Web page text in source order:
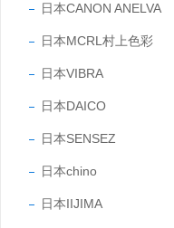
日本CANON ANELVA
日本MCRL村上色彩
日本VIBRA
日本DAICO
日本SENSEZ
日本chino
日本IIJIMA